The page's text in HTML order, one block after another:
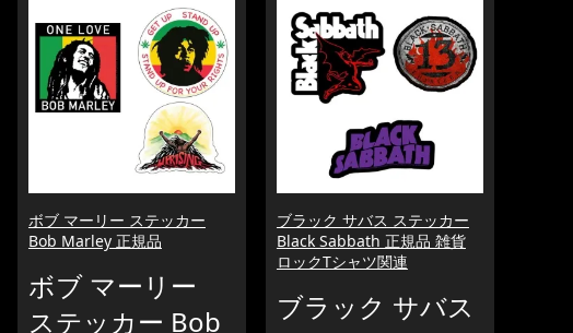
ボブ マーリー ステッカー
Bob Marley 正規品
ボブ マーリー
ステッカー Bob
ブラック サバス ステッカー
Black Sabbath 正規品 雑貨
ロックTシャツ関連
ブラック サバス